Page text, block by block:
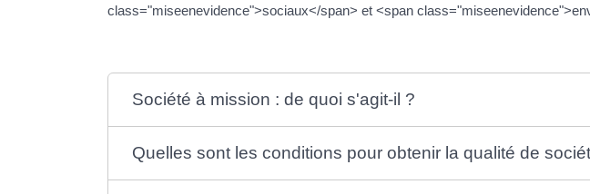
class="miseenevidence">sociaux</span> et <span
Société à mission : de quoi s'agit-il ?
Quelles sont les conditions pour obtenir la qualité de